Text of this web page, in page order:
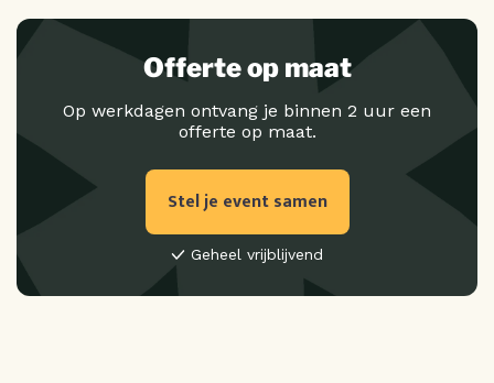
Offerte op maat
Op werkdagen ontvang je binnen 2 uur een
offerte op maat.
Stel je event samen
Geheel vrijblijvend